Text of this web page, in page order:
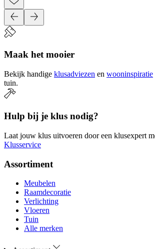
Maak het mooier
Bekijk handige klusadviezen en wooninspiratie
tuin.
Hulp bij je klus nodig?
Laat jouw klus uitvoeren door een klusexpert
Klusservice
Assortiment
Meubelen
Raamdecoratie
Verlichting
Vloeren
Tuin
Alle merken